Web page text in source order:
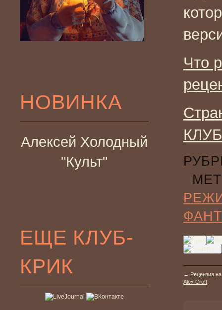
НОВИНКА
Алексей Холодный
"Культ"
ЕЩЕ КЛУБ-
КРИК
Что
← Рецензия
Alex Croft